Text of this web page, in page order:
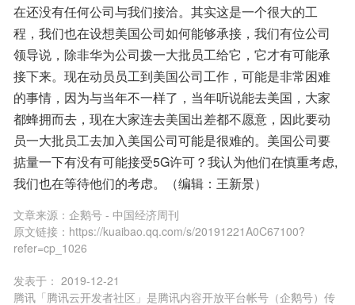
在还没有任何公司与我们接洽。其实这是一个很大的工
程，我们也在设想美国公司如何能够承接，我们有位公司
领导说，除非华为公司拨一大批员工给它，它才有可能承
接下来。现在动员员工到美国公司工作，可能是非常困难
的事情，因为与当年不一样了，当年听说能去美国，大家
都蜂拥而去，现在大家连去美国出差都不愿意，因此要动
员一大批员工去加入美国公司可能是很难的。美国公司要
掂量一下有没有可能接受5G许可？我认为他们在慎重考虑,
我们也在等待他们的考虑。（编辑：王新景）
文章来源： 企鹅号 - 中国经济周刊
原文链接： https://kuaibao.qq.com/s/20191221A0C67100?
refer=cp_1026
发表于： 2019-12-21
腾讯「腾讯云开发者社区」是腾讯内容开放平台帐号（企鹅号）传